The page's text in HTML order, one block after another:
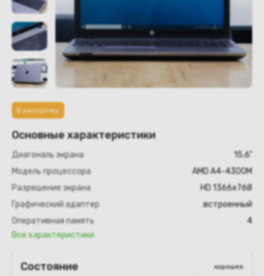
В рассрочку
Основные характеристики
Диагональ экрана
15.6"
Модель процессора
AMD A4-4300M
Разрешение экрана
HD 1366х768
Графический адаптер
встроенный
Оперативная память
4
Все характеристики
Состояние хорошее